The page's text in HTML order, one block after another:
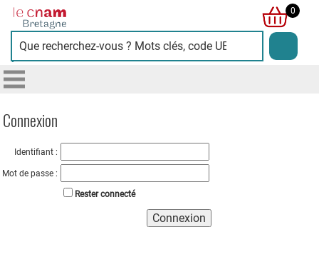
Cnam
Bretagne
0
Connexion
Identifiant :
Mot de passe :
Rester connecté